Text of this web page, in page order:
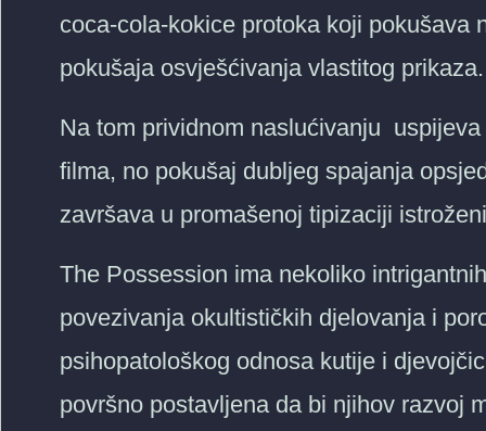
coca-cola-kokice protoka koji pokušava
pokušaja osvješćivanja vlastitog prikaza.
Na tom prividnom naslućivanju
filma, no pokušaj dubljeg spajanja
završava u promašenoj tipizaciji
The Possession ima nekoliko
povezivanja okultističkih djelovanja i
psihopatološkog odnosa kutije i
površno postavljena da bi njihov razvoj